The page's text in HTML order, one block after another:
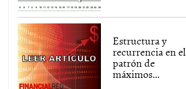
Estructura y
recurrencia en el
patrón de
máximos...